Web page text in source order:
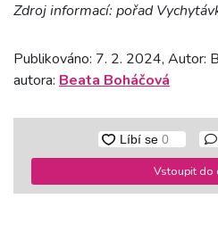
Zdroj informací: pořad
Publikováno: 7. 2. 2024, Autor:
autora: Beata Boháčová
Vstoupit do